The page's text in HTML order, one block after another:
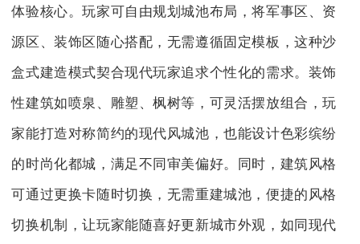
体验核心。玩家可自由规划城池布局，将军事区、资
源区、装饰区随心搭配，无需遵循固定模板，这种沙
盒式建造模式契合现代玩家追求个性化的需求。装饰
性建筑如喷泉、雕塑、枫树等，可灵活摆放组合，玩
家能打造对称简约的现代风城池，也能设计色彩缤纷
的时尚化都城，满足不同审美偏好。同时，建筑风格
可通过更换卡随时切换，无需重建城池，便捷的风格
切换机制，让玩家能随喜好更新城市外观，如同现代